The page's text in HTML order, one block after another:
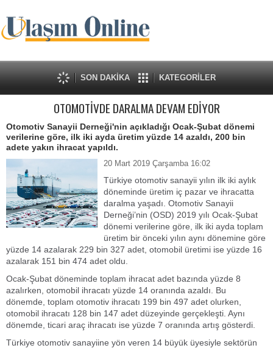
SON DAKİKA KATEGORİLER
OTOMOTİVDE DARALMA DEVAM EDİYOR
Otomotiv Sanayii Derneği'nin açıkladığı Ocak-Şubat dönemi
verilerine göre, ilk iki ayda üretim yüzde 14 azaldı, 200 bin
adete yakın ihracat yapıldı.
20 Mart 2019 Çarşamba 16:02
Türkiye otomotiv sanayii yılın ilk iki aylık
döneminde üretim iç pazar ve ihracatta
daralma yaşadı. Otomotiv Sanayii
Derneği’nin (OSD) 2019 yılı Ocak-Şubat
dönemi verilerine göre, ilk iki ayda toplam
üretim bir önceki yılın aynı dönemine göre
yüzde 14 azalarak 229 bin 327 adet, otomobil üretimi ise yüzde 16
azalarak 151 bin 474 adet oldu.
Ocak-Şubat döneminde toplam ihracat adet bazında yüzde 8
azalırken, otomobil ihracatı yüzde 14 oranında azaldı. Bu
dönemde, toplam otomotiv ihracatı 199 bin 497 adet olurken,
otomobil ihracatı 128 bin 147 adet düzeyinde gerçekleşti. Aynı
dönemde, ticari araç ihracatı ise yüzde 7 oranında artış gösterdi.
Türkiye otomotiv sanayiine yön veren 14 büyük üyesiyle sektörün